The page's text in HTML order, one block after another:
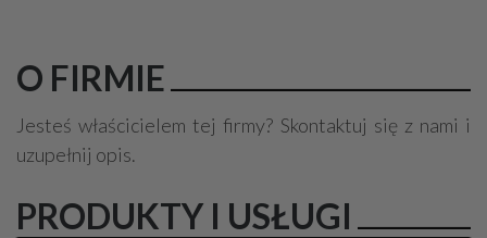
O FIRMIE
Jesteś właścicielem tej firmy? Skontaktuj się z nami i
uzupełnij opis.
PRODUKTY I USŁUGI